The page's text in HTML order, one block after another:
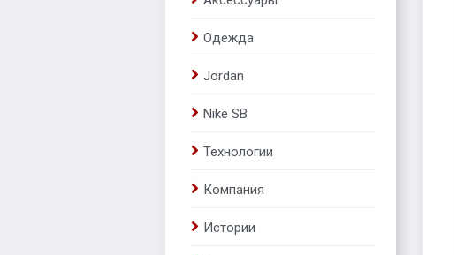
Одежда
Jordan
Nike SB
Технологии
Компания
Истории